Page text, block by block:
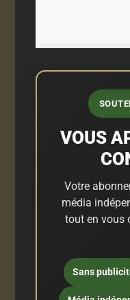
VOUS
Votre
média
tout en vous
Sans